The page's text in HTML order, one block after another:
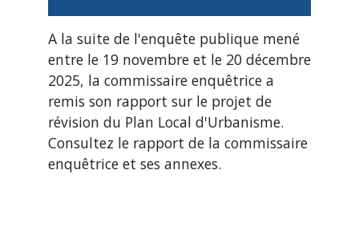
A la suite de l'enquête publique mené
entre le 19 novembre et le 20 décembre
2025, la commissaire enquêtrice a
remis son rapport sur le projet de
révision du Plan Local d'Urbanisme.
Consultez le rapport de la commissaire
enquêtrice et ses annexes.